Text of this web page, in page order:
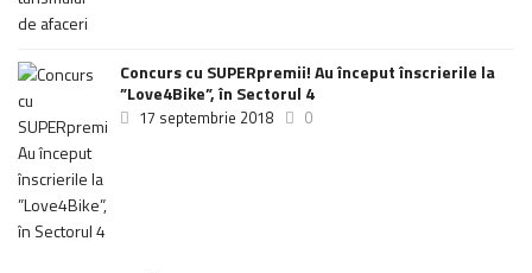
Concurs cu SUPERpremii! Au început înscrierile la
”Love4Bike”, în Sectorul 4
17 septembrie 2018 0